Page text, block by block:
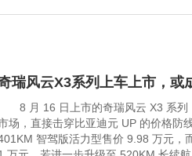
瑞风云X3系列上车上市，或
8 月 16 日上市的奇瑞风云 X3 系列
场，直接击穿比亚迪元 UP 的价格防
智驾版活力型售价 9.98 万元，